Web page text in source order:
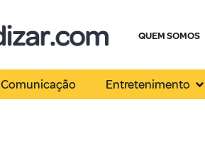
QUEM SOMOS
Comunicação Entretenimento